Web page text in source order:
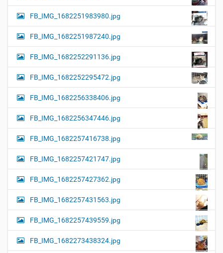
FB_IMG_1682251983980.jpg
FB_IMG_1682251987240.jpg
FB_IMG_1682252291136.jpg
FB_IMG_1682252295472.jpg
FB_IMG_1682256338406.jpg
FB_IMG_1682256347446.jpg
FB_IMG_1682257416738.jpg
FB_IMG_1682257421747.jpg
FB_IMG_1682257427362.jpg
FB_IMG_1682257431563.jpg
FB_IMG_1682257439559.jpg
FB_IMG_1682273438324.jpg